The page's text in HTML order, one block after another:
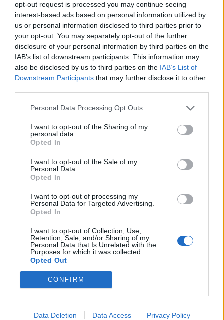
opt-out request is processed you may continue seeing
interest-based ads based on personal information utilized by
us or personal information disclosed to third parties prior to
your opt-out. You may separately opt-out of the further
disclosure of your personal information by third parties on the
IAB’s list of downstream participants. This information may
also be disclosed by us to third parties on the IAB’s List of
Downstream Participants that may further disclose it to other
Personal Data Processing Opt Outs
I want to opt-out of the Sharing of my
personal data.
Opted In
I want to opt-out of the Sale of my
Personal Data.
Opted In
I want to opt-out of processing my
Personal Data for Targeted Advertising.
Opted In
I want to opt-out of Collection, Use,
Retention, Sale, and/or Sharing of my
Personal Data that Is Unrelated with the
Purposes for which it was collected.
Opted Out
CONFIRM
Data Deletion Data Access Privacy Policy
Blind kan bij Ajax de speler naast Míchel worden
“Twente was toen niet haalbaar”: Weghorst blikt
terug op Ajax-keuze
Ajax begint voorbereiding met nederlaag: zo ziet
de route naar PEC eruit
Zo overtuigde PSV Sven Mijnans en bleef Ajax
met lege handen achter
Waarom steeds meer sleutelfiguren Ajax
verlaten
Steijn: ‘Bergwijn was niet mijn eerste keus als
Ajax-aanvoerder’
Ajax-fase
spits op het lijstje van Ajax?